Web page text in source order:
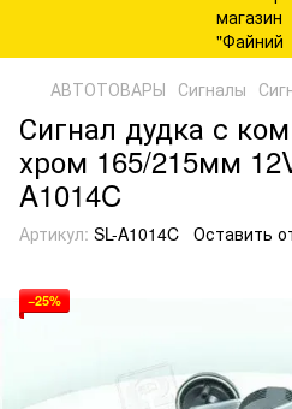
АВТОТОВАРЫ Сигналы
Сигнал дудка с
хром 165/215мм
A1014C
Артикул: SL-A1014C Оставить
−25%